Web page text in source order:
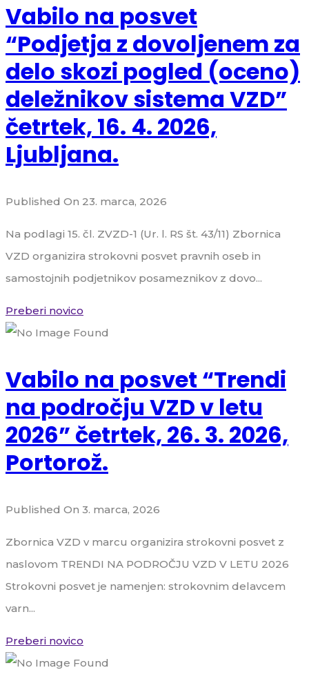
Vabilo na posvet
“Podjetja z dovoljenem za
delo skozi pogled (oceno)
deležnikov sistema VZD”
četrtek, 16. 4. 2026,
Ljubljana.
Published On 23. marca, 2026
Na podlagi 15. čl. ZVZD-1 (Ur. l. RS št. 43/11) Zbornica
VZD organizira strokovni posvet pravnih oseb in
samostojnih podjetnikov posameznikov z dovo...
Preberi novico
Vabilo na posvet “Trendi
na področju VZD v letu
2026” četrtek, 26. 3. 2026,
Portorož.
Published On 3. marca, 2026
Zbornica VZD v marcu organizira strokovni posvet z
naslovom TRENDI NA PODROČJU VZD V LETU 2026
Strokovni posvet je namenjen: strokovnim delavcem
varn...
Preberi novico